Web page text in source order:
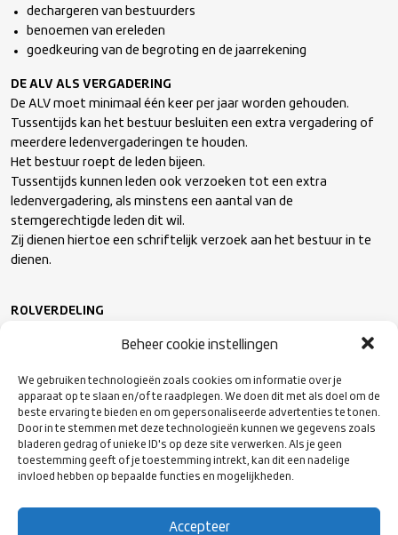
Beheer cookie instellingen
We gebruiken technologieën zoals cookies om informatie over je
apparaat op te slaan en/of te raadplegen. We doen dit met als doel om de
beste ervaring te bieden en om gepersonaliseerde advertenties te tonen.
Door in te stemmen met deze technologieën kunnen we gegevens zoals
bladeren gedrag of unieke ID's op deze site verwerken. Als je geen
toestemming geeft of je toestemming intrekt, kan dit een nadelige
invloed hebben op bepaalde functies en mogelijkheden.
Accepteer
dechargeren van bestuurders
benoemen van ereleden
goedkeuring van de begroting en de jaarrekening
DE ALV ALS VERGADERING
De ALV moet minimaal één keer per jaar worden gehouden.
Tussentijds kan het bestuur besluiten een extra vergadering of
meerdere ledenvergaderingen te houden.
Het bestuur roept de leden bijeen.
Tussentijds kunnen leden ook verzoeken tot een extra
ledenvergadering, als minstens een aantal van de
stemgerechtigde leden dit wil.
Zij dienen hiertoe een schriftelijk verzoek aan het bestuur in te
dienen.
ROLVERDELING
De voorzitter leidt de vergadering en de penningmeester licht
De voorzitter is de persoon die het bestuur vertegenwoordigd
en het woord voert namens het bestuur.
Alleen tijdens specifieke punten, zoals de bespreking van de
financiële stukken, neemt een van de andere bestuursleden
het woord over.
Tijdens de ALV kunnen diverse commissies verslag doen van